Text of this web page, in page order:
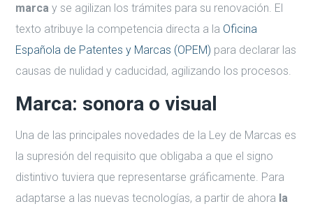
marca y se agilizan los trámites para su renovación. El
texto atribuye la competencia directa a la Oficina
Española de Patentes y Marcas (OPEM) para declarar las
causas de nulidad y caducidad, agilizando los procesos.
Marca: sonora o visual
Una de las principales novedades de la Ley de Marcas es
la supresión del requisito que obligaba a que el signo
distintivo tuviera que representarse gráficamente. Para
adaptarse a las nuevas tecnologías, a partir de ahora la